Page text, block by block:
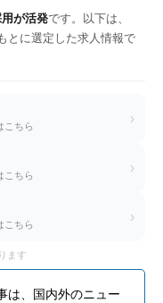
が活発です。以下は、
とに選定した求人情報で
こちら ›
こちら ›
こちら ›
ます
は、国内外のニュー